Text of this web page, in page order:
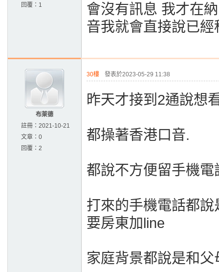
回覆： 1
會沒有訊息 我才在
音我就會直接說已
布萊德
註冊： 2021-10-21
文章： 0
回覆： 2
30樓 發表於2023-05-29 11:38
昨天才接到2通說想
都操著香港口音.
都說不方便留手機
打來的手機電話都
要房東加line
家庭背景都說是和